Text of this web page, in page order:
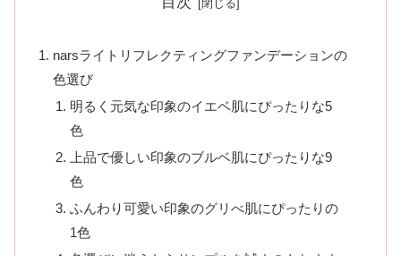
narsライトリフレクティングファンデーションの
色選び
明るく元気な印象のイエベ肌にぴったりな5
色
上品で優しい印象のブルベ肌にぴったりな9
色
ふんわり可愛い印象のグリべ肌にぴったりの
1色